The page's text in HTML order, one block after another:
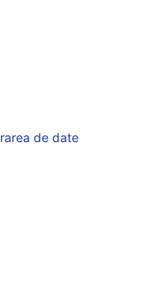
de date